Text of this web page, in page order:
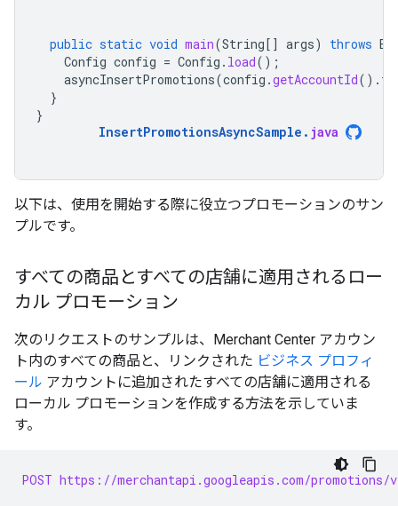
public static void main(String[] args) throws
Config config = Config . load();
asyncInsertPromotions(config .getAccountId().
}
}
InsertPromotionsAsyncSample . java
以下は、使用を開始する際に役立つプロモーションのサン
プルです。
すべての商品とすべての店舗に適用されるロー
カル プロモーション
次のリクエストのサンプルは、Merchant Center アカウン
ト内のすべての商品と、リンクされた ビジネス プロフィ
ール アカウントに追加されたすべての店舗に適用される
ローカル プロモーションを作成する方法を示していま
す。
POST https://merchantapi.googleapis.com/promotions/